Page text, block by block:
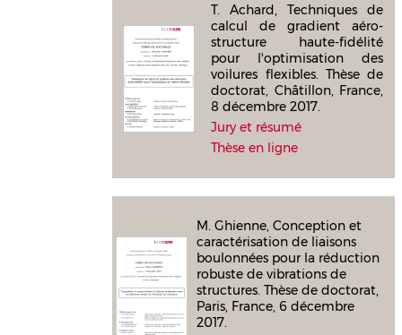
T. Achard, Techniques de
calcul de gradient aéro-
structure haute-fidélité
pour l'optimisation des
voilures flexibles. Thèse de
doctorat, Châtillon, France,
8 décembre 2017.
Jury et résumé
Thèse en ligne
M. Ghienne, Conception et
caractérisation de liaisons
boulonnées pour la réduction
robuste de vibrations de
structures. Thèse de doctorat,
Paris, France, 6 décembre
2017.